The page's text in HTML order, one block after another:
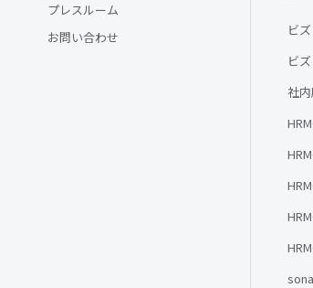
プレスルーム
お問い合わせ
ビ
ビ
社